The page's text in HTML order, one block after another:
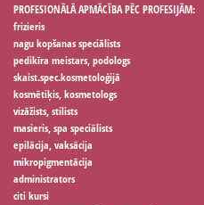
PROFESIONĀLĀ APMĀCĪBA PĒC PROFESIJĀM:
frizieris
nagu kopšanas speciālists
pedikīra meistars, podologs
skaist.spec.kosmetoloģijā
kosmētiķis, kosmetologs
vizāžists, stilists
masieris, spa speciālists
epilācija, vaksācija
mikropigmentācija
administrators
citi kursi